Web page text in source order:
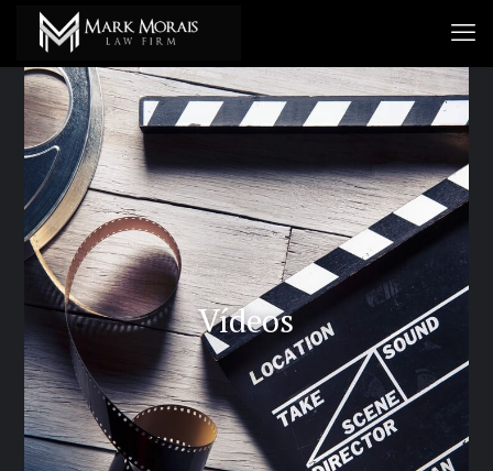
Vídeos